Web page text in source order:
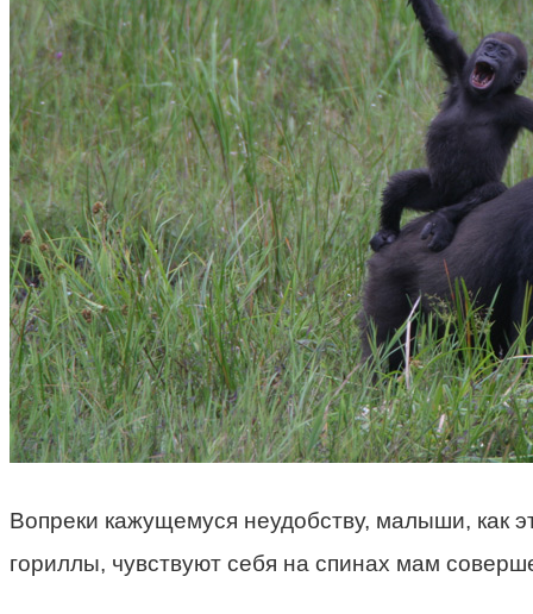
Вопреки кажущемуся неудобству, малыши, как
гориллы, чувствуют себя на спинах мам